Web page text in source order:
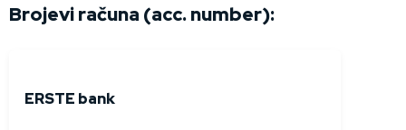
Brojevi računa (acc. number):
ERSTE bank